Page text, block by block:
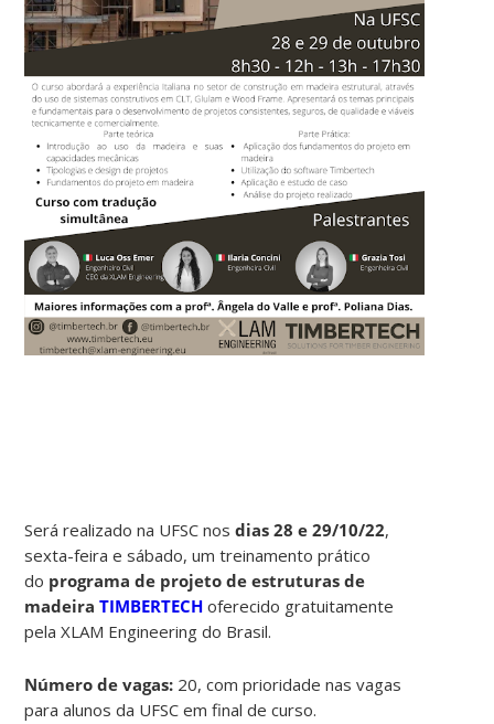
Será realizado na UFSC nosdias 28 e 29/10/22,
sexta-feira e sábado, um treinamento prático
do programa de projeto de estruturas de
madeira TIMBERTECH oferecido gratuitamente
pela XLAM Engineering do Brasil.
Número de vagas: 20, com prioridade nas vagas
para alunos da UFSC em final de curso.